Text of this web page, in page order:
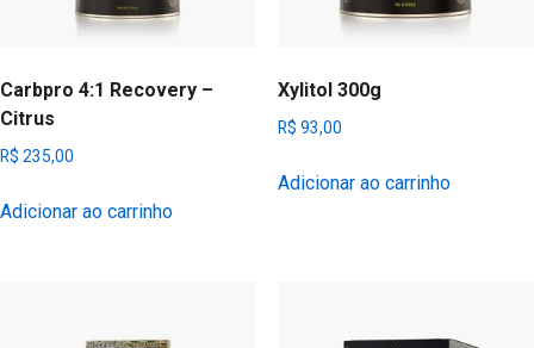
Carbpro 4:1 Recovery –
Citrus
R$ 235,00
Adicionar ao carrinho
Xylitol 300g
R$ 93,00
Adicionar ao carrinho